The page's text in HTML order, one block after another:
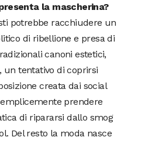
la mascherina?
potrebbe racchiudere un
di ribellione e presa di
canoni estetici,
un tentativo di coprirsi
creata dai social
prendere
di ripararsi dallo smog
Del resto la moda nasce